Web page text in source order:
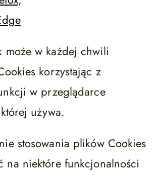
może w każdej chwili
korzystając z
w przeglądarce
używa.
stosowania plików Cookies
na niektóre funkcjonalności